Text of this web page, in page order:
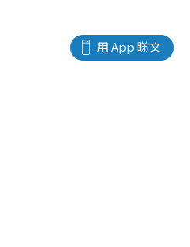
用 App 睇文